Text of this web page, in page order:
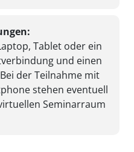
Tablet oder ein
und einen
der Teilnahme mit
stehen eventuell
Seminarraum